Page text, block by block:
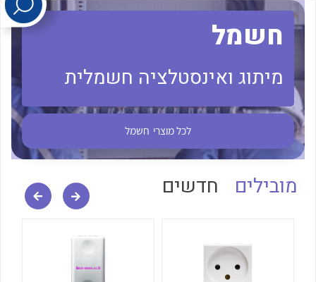
לכל מוצרי היצרן
חשמל
מיתוג ואינסטלציה חשמלית
לכל מוצרי חשמל
מובילים חדשים